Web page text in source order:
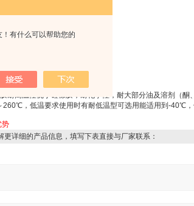
有什么可以帮助您的
高温性优于硅橡胶，耐化学性，耐大部分油及溶剂（
，低温要求使用时有耐低温型可选用能适用到-40℃
势
更详细的产品信息，填写下表直接与厂家联系：